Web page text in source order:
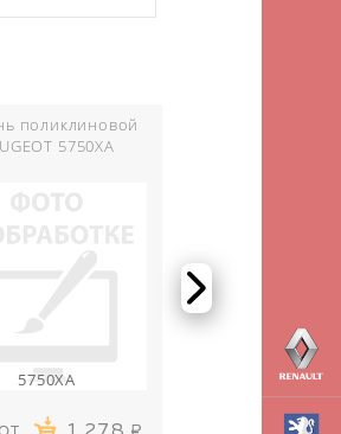
поликлиновой
5750XA
5750XA